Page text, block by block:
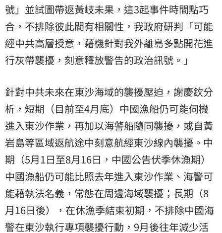
號」並試圖帶返黃岐未果，這3起事件時間點巧
合，不排除彼此間有相關性，我政府研判「可能
經中共高層授意，藉機針對我外離島多點開花進
行灰帶襲擾，刻意釋放警告的政治訊號。」
針對中共未來在東沙海域的襲擾壓迫，謝慶欽分
析，短期（目前至4月底）中國漁船仍可能伺機
進入東沙作業，再加以海警船隨同襲擾，或自黃
岩島等區域返航途中刻意航經東沙線內襲擾。中
期（5月1日至8月16日，中國公告伏季休漁期）
中國漁船仍可能比照去年進入東沙作業、海警可
能藉執法名義，常態在周邊海域襲擾；長期（8
月16日後），在休漁季結束初期，不排除中國海
警在東沙執行專項襲擾行動，9月後往年減少活